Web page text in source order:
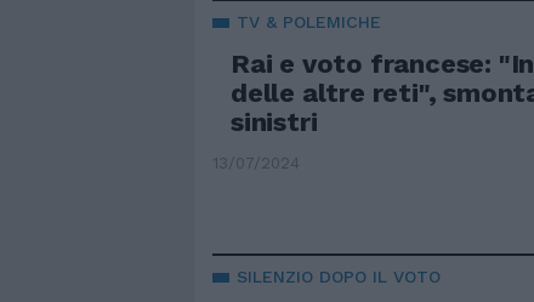
TV & POLEMICHE
Rai e voto francese:
delle altre reti",
sinistri
13/07/2024
SILENZIO DOPO IL VOTO